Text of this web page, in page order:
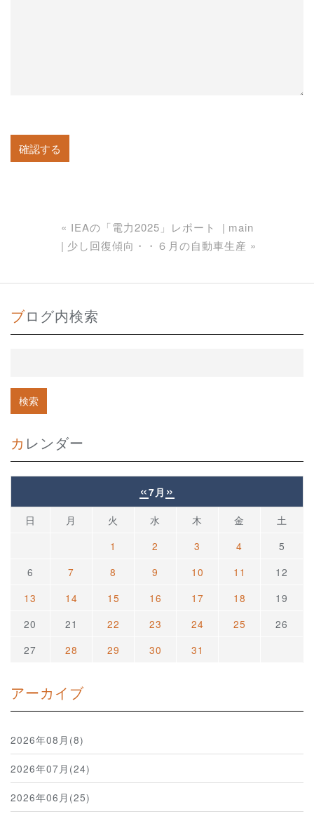
« IEAの「電力2025」レポート
main
少し回復傾向・・６月の自動車生産 »
ブログ内検索
カレンダー
«7月 »
日 月 火 水 木 金
土
1
2 3 4
5
6
7 8 9 10 11
12
13
14 15 16 17 18
19
20
21 22 23 24 25
26
27
28 29 30 31
アーカイブ
2026年08月(8)
2026年07月(24)
2026年06月(25)